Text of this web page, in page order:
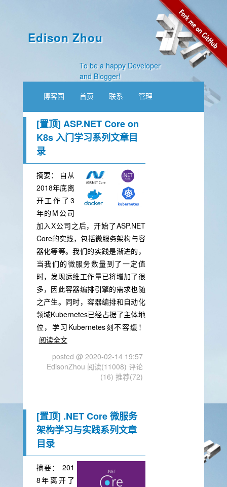
Edison Zhou
To be a happy Developer
and Blogger!
博客园
首页 联系 管理
[置顶] ASP.NET Core on
K8s 入门学习系列文章目
录
摘要： 自从
2018年底离
开工作了3
年的M公司
加入X公司之后，开始了ASP.NET
Core的实践，包括微服务架构与容
器化等等。我们的实践是渐进的，
当我们的微服务数量到了一定值
时，发现运维工作量已将增加了很
多，因此容器编排引擎的需求也随
之产生。同时，容器编排和自动化
领域Kubernetes已经占据了主体地
位，学习Kubernetes刻不容缓！
阅读全文
posted @ 2020-02-14 19:57
EdisonZhou 阅读(11008) 评论
(16) 推荐(72)
[置顶] .NET Core 微服务
架构学习与实践系列文章
目录
摘要： 201
8年离开了